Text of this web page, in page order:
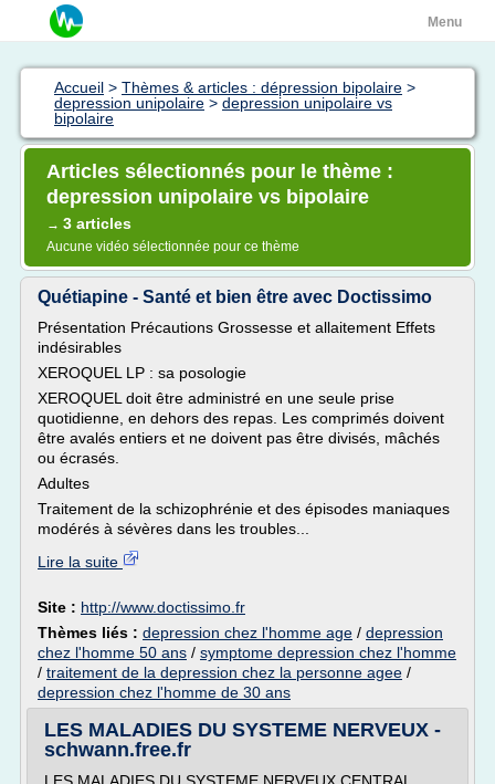
Menu
Accueil > Thèmes & articles : dépression bipolaire >
depression unipolaire > depression unipolaire vs
bipolaire
Articles sélectionnés pour le thème :
depression unipolaire vs bipolaire
→ 3 articles
Aucune vidéo sélectionnée pour ce thème
Quétiapine - Santé et bien être avec Doctissimo
Présentation Précautions Grossesse et allaitement Effets
indésirables
XEROQUEL LP : sa posologie
XEROQUEL doit être administré en une seule prise
quotidienne, en dehors des repas. Les comprimés doivent
être avalés entiers et ne doivent pas être divisés, mâchés
ou écrasés.
Adultes
Traitement de la schizophrénie et des épisodes maniaques
modérés à sévères dans les troubles...
Lire la suite
Site : http://www.doctissimo.fr
Thèmes liés : depression chez l'homme age / depression
chez l'homme 50 ans / symptome depression chez l'homme
/ traitement de la depression chez la personne agee /
depression chez l'homme de 30 ans
LES MALADIES DU SYSTEME NERVEUX -
schwann.free.fr